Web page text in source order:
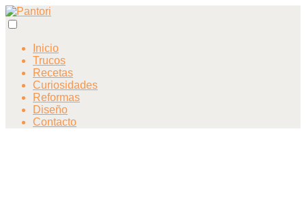
Inicio
Trucos
Recetas
Curiosidades
Reformas
Diseño
Contacto